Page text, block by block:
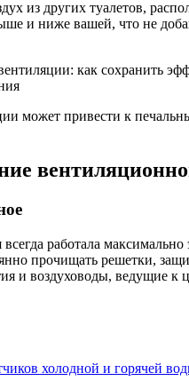
из других туалетов,
и ниже вашей, что не
может привести к
работала
прочищать решетки,
и воздуховоды, ведущие к
холодной и горячей